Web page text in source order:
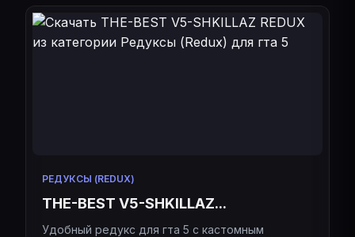
РЕДУКСЫ (REDUX)
THE-BEST V5-SHKILLAZ...
Удобный редукс для гта 5 с кастомным